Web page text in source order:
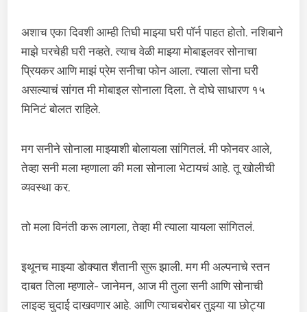
अशाच एका दिवशी आम्ही तिघी माझ्या घरी पॉर्न पाहत होतो. नशिबाने
माझे घरचेही घरी नव्हते. त्याच वेळी माझ्या मोबाइलवर सोनाचा
प्रियकर आणि माझं प्रेम सनीचा फोन आला. त्याला सोना घरी
असल्याचं सांगत मी मोबाइल सोनाला दिला. ते दोघे साधारण १५
मिनिटं बोलत राहिले.
मग सनीने सोनाला माझ्याशी बोलायला सांगितलं. मी फोनवर आले,
तेव्हा सनी मला म्हणाला की मला सोनाला भेटायचं आहे. तू खोलीची
व्यवस्था कर.
तो मला विनंती करू लागला, तेव्हा मी त्याला यायला सांगितलं.
इथूनच माझ्या डोक्यात शैतानी सुरू झाली. मग मी अल्पनाचे स्तन
दाबत तिला म्हणाले- जानेमन, आज मी तुला सनी आणि सोनाची
लाइव्ह चुदाई दाखवणार आहे. आणि त्याचबरोबर तुझ्या या छोट्या